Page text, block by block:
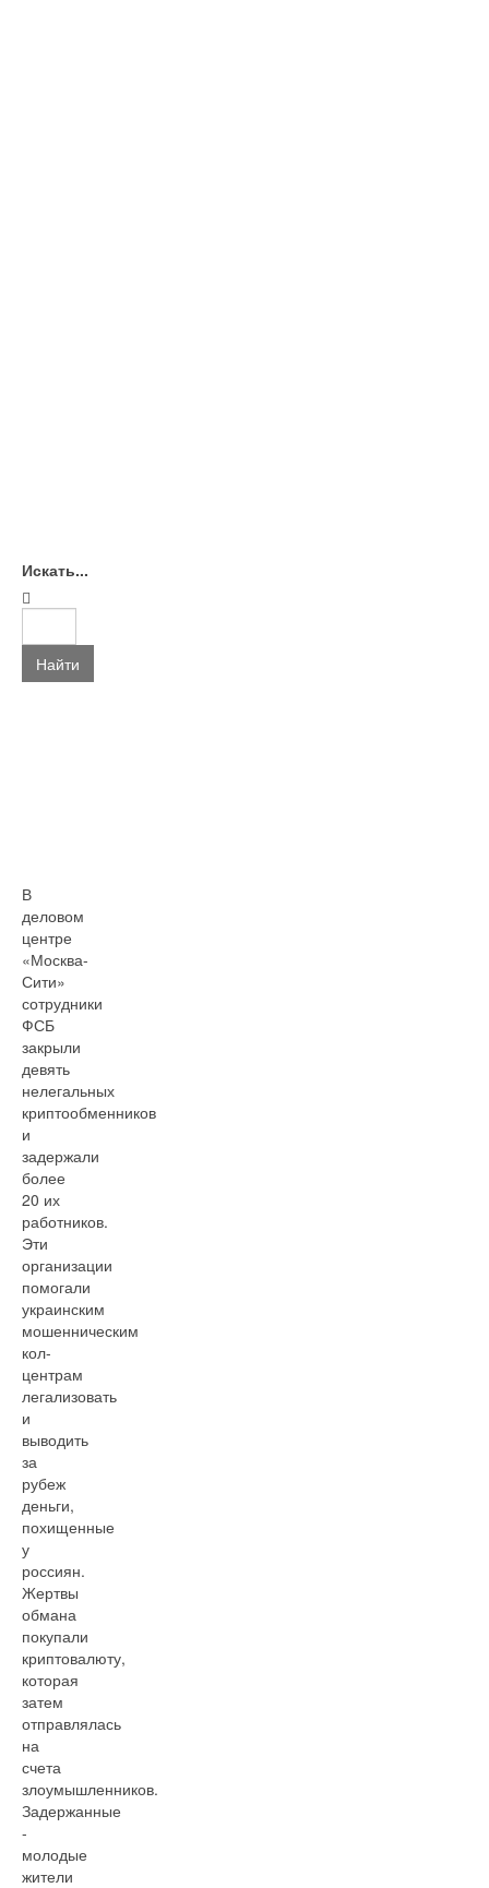
Искать...
Найти
В
деловом
центре
«Москва-
Сити»
сотрудники
ФСБ
закрыли
девять
нелегальных
криптообменников
и
задержали
более
20 их
работников.
Эти
организации
помогали
украинским
мошенническим
кол-
центрам
легализовать
и
выводить
за
рубеж
деньги,
похищенные
у
россиян.
Жертвы
обмана
покупали
криптовалюту,
которая
затем
отправлялась
на
счета
злоумышленников.
Задержанные
-
молодые
жители